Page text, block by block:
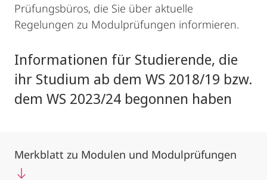
Prüfungsbüros, die Sie über aktuelle
Regelungen zu Modulprüfungen informieren.
Informationen für Studierende, die
ihr Studium ab dem WS 2018/19 bzw.
dem WS 2023/24 begonnen haben
Merkblatt zu Modulen und Modulprüfungen